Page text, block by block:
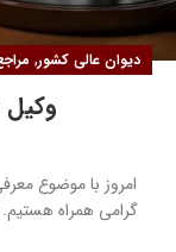
دیوان عالی کشور,
امروز با موضوع
گرامی همراه